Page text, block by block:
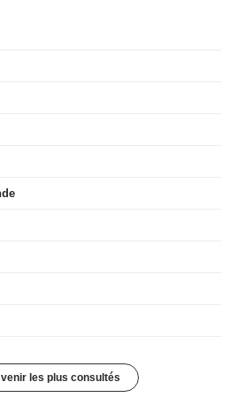
les plus consultés